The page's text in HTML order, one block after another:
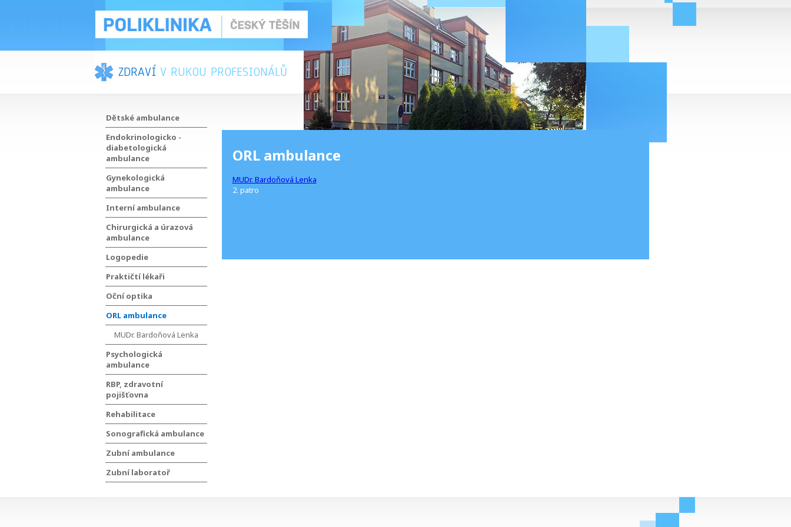
ZDRAVÍV RUKOU PROFESIONÁLŮ
Dětské ambulance
Endokrinologicko -
diabetologická
ambulance
Gynekologická
ambulance
Interní ambulance
Chirurgická a úrazová
ambulance
Logopedie
Praktičtí lékaři
Oční optika
ORL ambulance
MUDr. Bardoňová Lenka
Psychologická
ambulance
RBP, zdravotní
pojišťovna
Rehabilitace
Sonografická ambulance
Zubní ambulance
Zubní laboratoř
ORL ambulance
MUDr. Bardoňová Lenka
2. patro